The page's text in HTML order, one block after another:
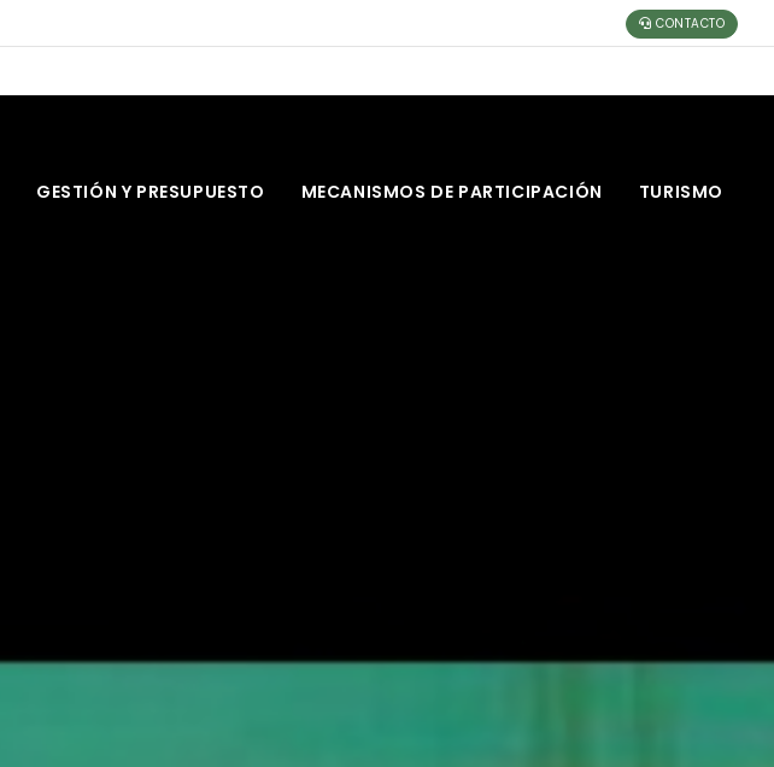
CONTACTO
GESTIÓN Y PRESUPUESTO MECANISMOS DE PARTICIPACIÓN TURISMO